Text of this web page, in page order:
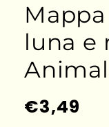
luna e
Prezzo
€3,49